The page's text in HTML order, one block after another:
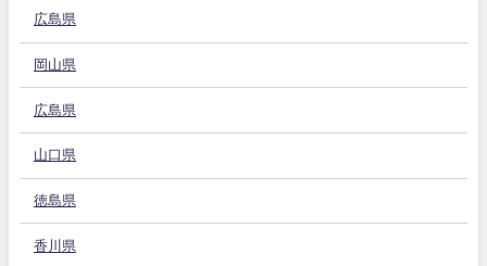
広島県
岡山県
広島県
山口県
徳島県
香川県